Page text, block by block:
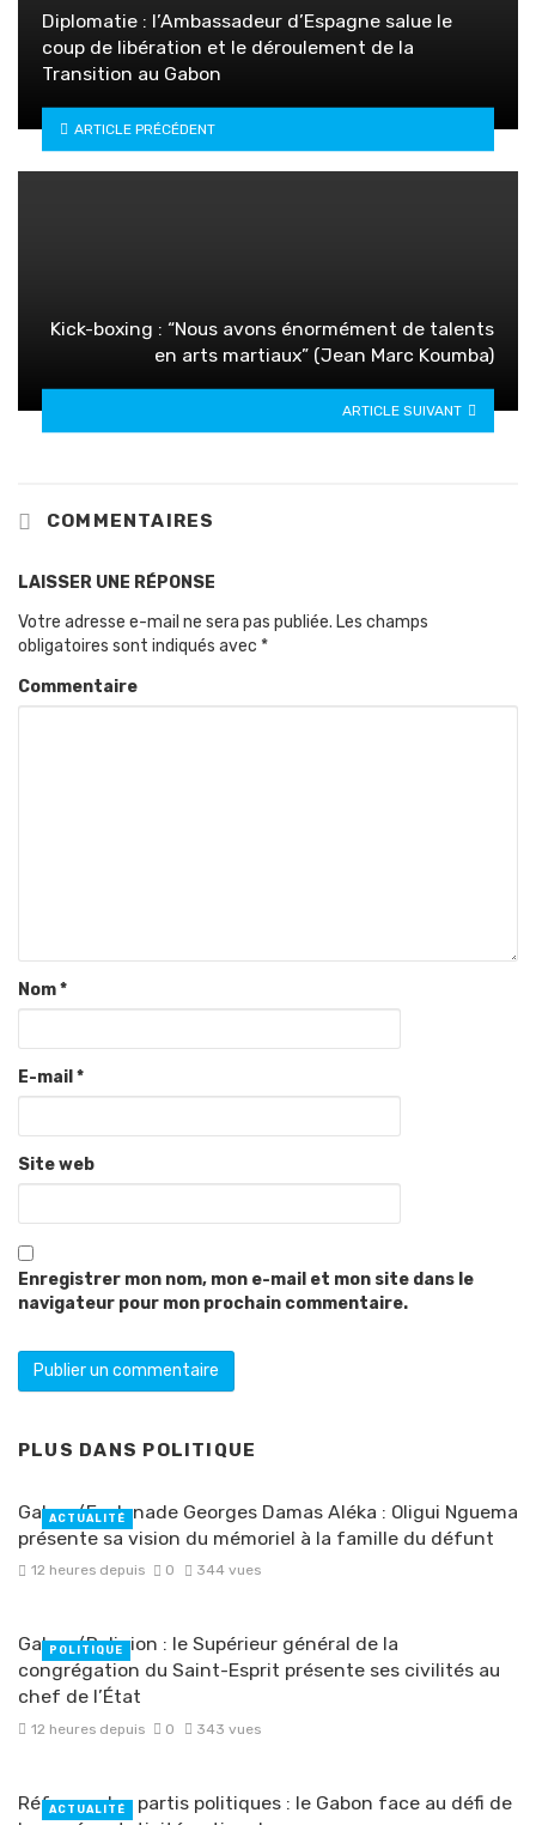
Diplomatie : l’Ambassadeur d’Espagne salue le
coup de libération et le déroulement de la
Transition au Gabon
ARTICLE PRÉCÉDENT
Kick-boxing : “Nous avons énormément de talents
en arts martiaux” (Jean Marc Koumba)
ARTICLE SUIVANT
COMMENTAIRES
LAISSER UNE RÉPONSE
Votre adresse e-mail ne sera pas publiée. Les champs
obligatoires sont indiqués avec *
Commentaire
Nom*
E-mail *
Site web
Enregistrer mon nom, mon e-mail et mon site dans le
navigateur pour mon prochain commentaire.
PLUS DANS POLITIQUE
Gabon/Esplanade Georges Damas Aléka : Oligui Nguema
présente sa vision du mémoriel à la famille du défunt
12 heures depuis 0 344 vues
ACTUALITÉ
Gabon/Religion : le Supérieur général de la
congrégation du Saint-Esprit présente ses civilités au
chef de l’État
12 heures depuis 0 343 vues
POLITIQUE
Réforme des partis politiques : le Gabon face au défi de
ACTUALITÉ